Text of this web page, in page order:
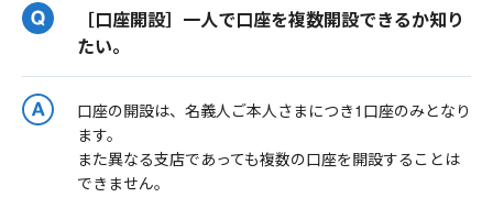
［口座開設］一人で口座を複数開設できるか知り
たい。
口座の開設は、名義人ご本人さまにつき1口座のみとなり
ます。
また異なる支店であっても複数の口座を開設することは
できません。